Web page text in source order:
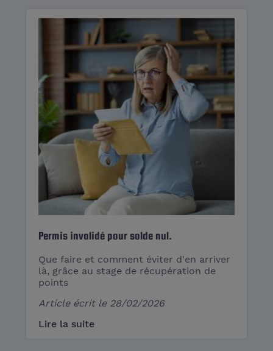
Permis invalidé pour solde nul.
Que faire et comment éviter d'en arriver
là, grâce au stage de récupération de
points
Article écrit le 28/02/2026
Lire la suite